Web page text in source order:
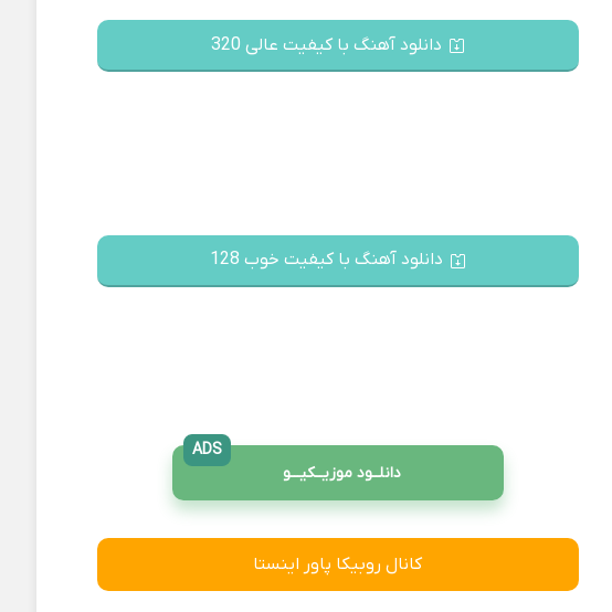
دانلود آهنگ با کیفیت عالی 320
دانلود آهنگ با کیفیت خوب 128
دانلــود موزیــکیـــو
ADS
کانال روبیکا پاور اینستا